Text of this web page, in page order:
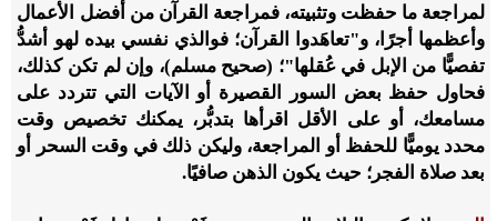
لمراجعة ما حفظت وتثبيته، فمراجعة القرآن من أفضل الأعمال
وأعظمها أجرًا، و"تعاهَدوا القرآن؛ فوالذي نفسي بيده لهو أشدُّ
تفصيًّا من الإبل في عُقلها"؛ (صحيح مسلم)، وإن لم تكن كذلك،
فحاول حفظ بعض السور القصيرة أو الآيات التي تتردد على
مسامعك، أو على الأقل اقرأها بتدبُّر، يمكنك تخصيص وقت
محدد يوميًّا للحفظ أو المراجعة، وليكن ذلك في وقت السحر أو
بعد صلاة الفجر؛ حيث يكون الذهن صافيًا.